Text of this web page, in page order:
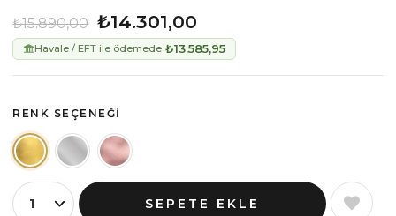
₺15.890,00 ₺14.301,00
Havale / EFT ile ödemede ₺13.585,95
RENK SEÇENEĞI